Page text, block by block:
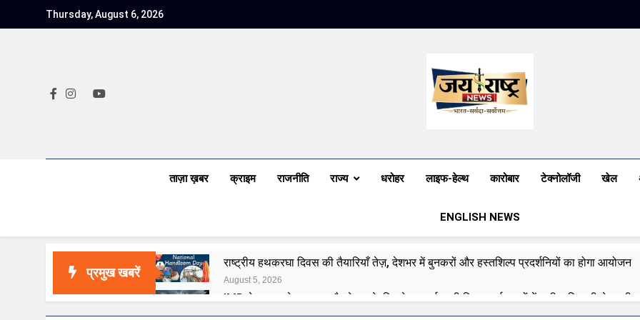
Thursday, August 6, 2026
Jai Rashtra
ताज़ा ख़बर क्राइम राजनीति राज्य धरोहर लाइफ-हेल्थ कारोबार टेक्नोलॉजी खेल
ENGLISH NEWS
प्रमुख खबरें
राष्ट्रीय हथकरघा दिवस की तैयारियाँ तेज़, देशभर में बुनकरों और हस्तशिल्प प्रदर्शनियों का होगा आयोजन
August 5, 2026
IMD ने मध्य प्रदेश, असम और केरल के लिए रेड अलर्ट जारी किया, कई राज्यों में भारी बारिश की चेतावनी
August 5, 2026